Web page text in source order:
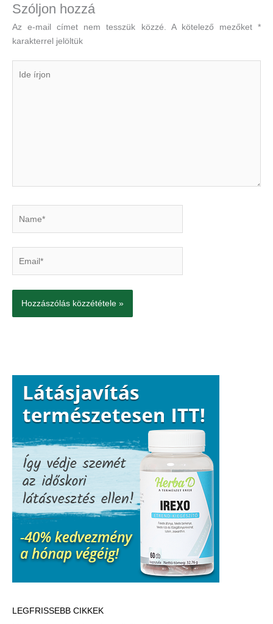
Szóljon hozzá
Az e-mail címet nem tesszük közzé. A kötelező mezőket*
karakterrel jelöltük
LEGFRISSEBB CIKKEK